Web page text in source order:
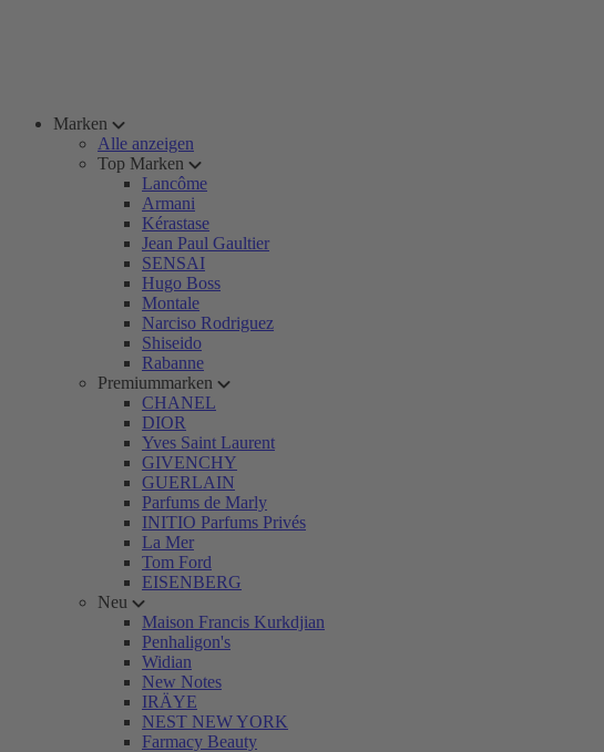
Marken
Alle anzeigen
Top Marken
Lancôme
Armani
Kérastase
Jean Paul Gaultier
SENSAI
Hugo Boss
Montale
Narciso Rodriguez
Shiseido
Rabanne
Premiummarken
CHANEL
DIOR
Yves Saint Laurent
GIVENCHY
GUERLAIN
Parfums de Marly
INITIO Parfums Privés
La Mer
Tom Ford
EISENBERG
Neu
Maison Francis Kurkdjian
Penhaligon's
Widian
New Notes
IRÄYE
NEST NEW YORK
Farmacy Beauty